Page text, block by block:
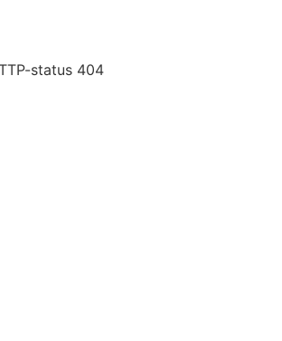
status 404